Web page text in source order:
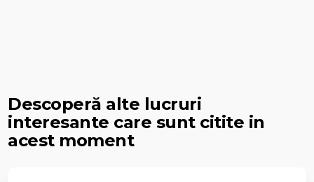
Descoperă alte lucruri
interesante care sunt citite in
acest moment